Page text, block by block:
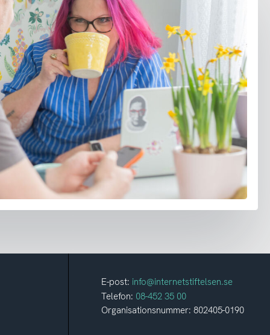
E-post: info@internetstiftelsen.se
Telefon: 08-452 35 00
Organisationsnummer: 802405-0190